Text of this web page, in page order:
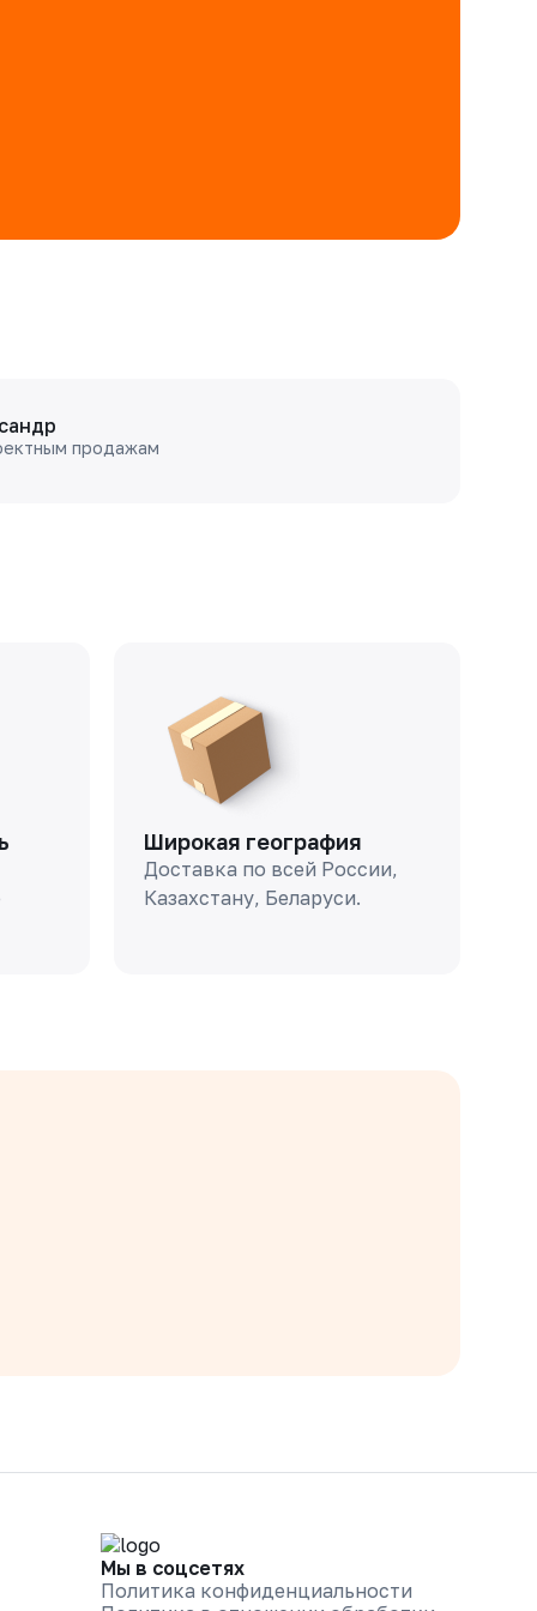
продажам
Широкая география
Доставка по всей России,
Казахстану, Беларуси.
Мы в соцсетях
Политика конфиденциальности